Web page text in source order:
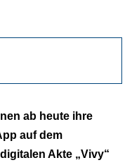
Kontrolle und
ab heute ihre
auf dem
Akte „Vivy“